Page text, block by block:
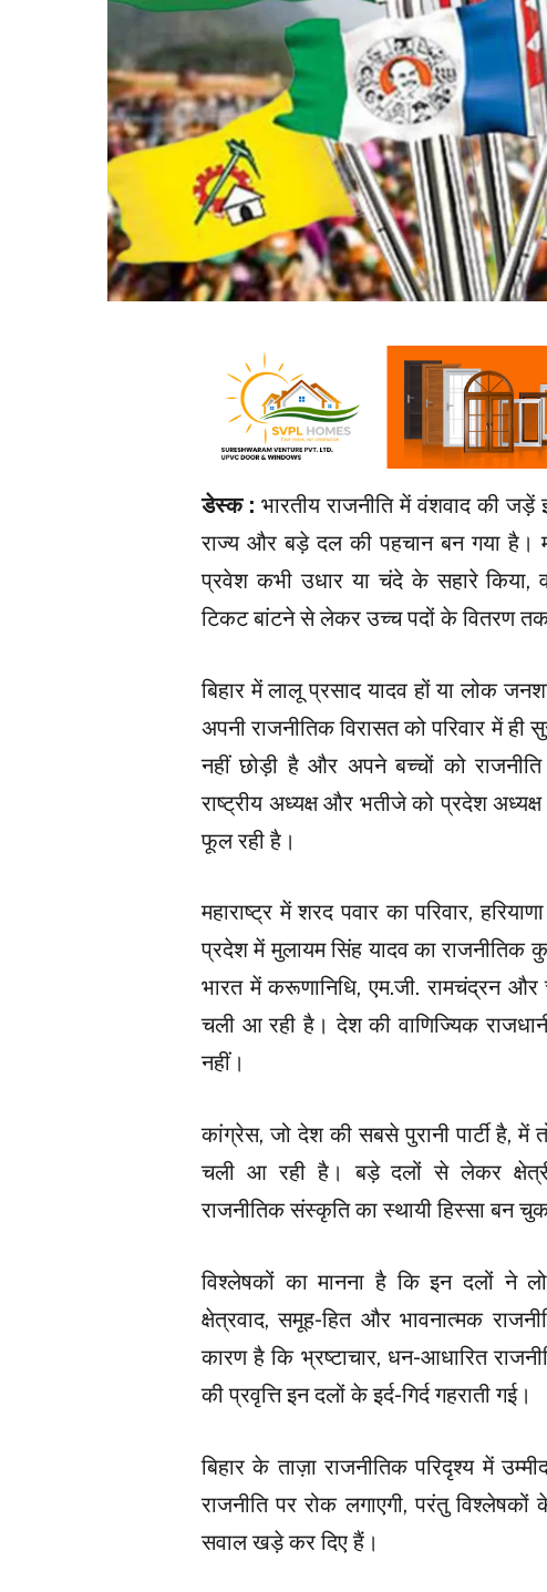
डेस्क : भारतीय राजनीति में वंशवाद की
राज्य और बड़े दल की पहचान बन गया है।
प्रवेश कभी उधार या चंदे के सहारे
टिकट बांटने से लेकर उच्च पदों के वितरण तक
बिहार में लालू प्रसाद यादव हों या लोक
अपनी राजनीतिक विरासत को परिवार में ही
नहीं छोड़ी है और अपने बच्चों को
राष्ट्रीय अध्यक्ष और भतीजे को प्रदेश
फूल रही है।
महाराष्ट्र में शरद पवार का परिवार,
प्रदेश में मुलायम सिंह यादव का राजनीतिक
भारत में करूणानिधि, एम.जी. रामचंद्रन और
चली आ रही है। देश की वाणिज्यिक
नहीं।
कांग्रेस, जो देश की सबसे पुरानी पार्टी है,
चली आ रही है। बड़े दलों से लेकर
राजनीतिक संस्कृति का स्थायी हिस्सा बन
विश्लेषकों का मानना है कि इन दलों ने
क्षेत्रवाद, समूह-हित और भावनात्मक
कारण है कि भ्रष्टाचार, धन-आधारित
की प्रवृत्ति इन दलों के इर्द-गिर्द गहराती गई।
बिहार के ताज़ा राजनीतिक परिदृश्य में
राजनीति पर रोक लगाएगी, परंतु
सवाल खड़े कर दिए हैं।